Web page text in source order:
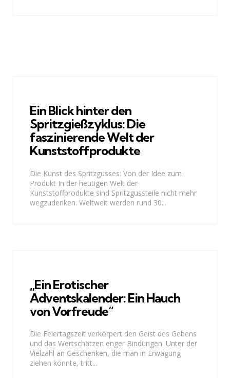
Ein Blick hinter den
Spritzgießzyklus: Die
faszinierende Welt der
Kunststoffprodukte
Die Kunst des Spritzgusses: Von der Idee zum
Produkt In der heutigen Welt der
Kunststoffprodukte sind Spritzgussteile nicht mehr
wegzudenken. Weltweit werden rund 30...
„Ein Erotischer
Adventskalender: Ein Hauch
von Vorfreude“
Die Feiertagszeit verkörpert den Geist des Gebens
und das Wertschätzen enger Bindungen. Unter der
Vielzahl an Geschenken, die man in Erwägung
ziehen könnte, tritt...